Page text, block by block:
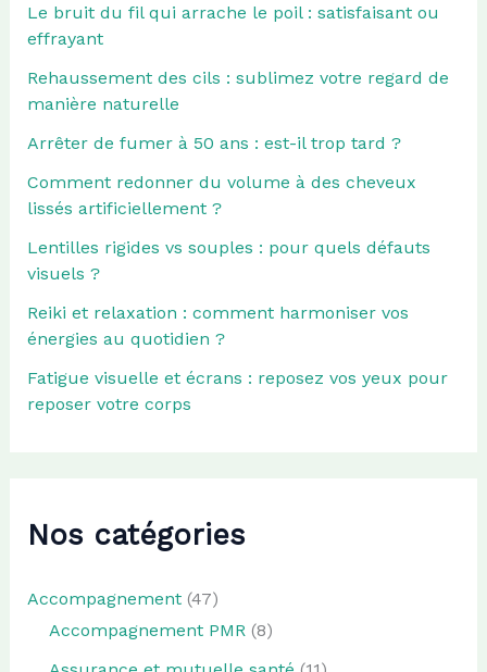
Le bruit du fil qui arrache le poil : satisfaisant ou
effrayant
Rehaussement des cils : sublimez votre regard de
manière naturelle
Arrêter de fumer à 50 ans : est-il trop tard ?
Comment redonner du volume à des cheveux
lissés artificiellement ?
Lentilles rigides vs souples : pour quels défauts
visuels ?
Reiki et relaxation : comment harmoniser vos
énergies au quotidien ?
Fatigue visuelle et écrans : reposez vos yeux pour
reposer votre corps
Nos catégories
Accompagnement(47)
Accompagnement PMR(8)